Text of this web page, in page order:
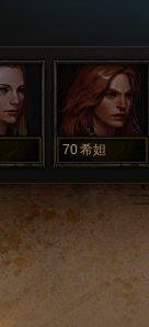
70希妲